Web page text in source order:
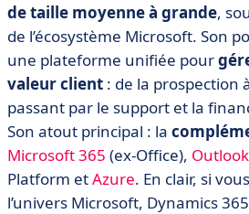
de taille moyenne à grande,
de l’écosystème Microsoft. Son
une plateforme unifiée pour
valeur client : de la prospection
passant par le support et la
Son atout principal : la
Microsoft 365 (ex-Office), Outlook
Platform etAzure. En clair, si
l’univers Microsoft, Dynamics